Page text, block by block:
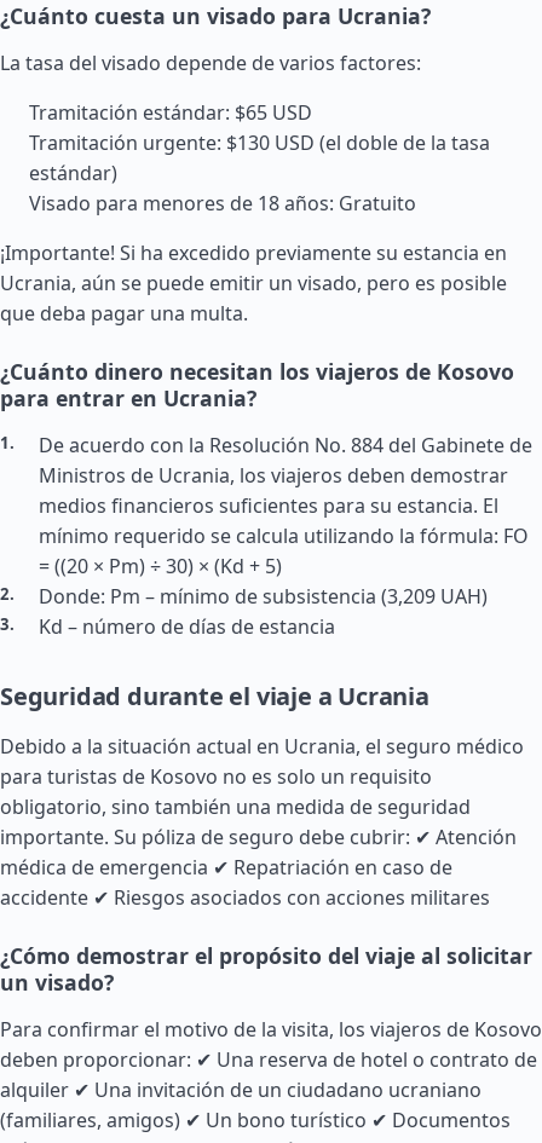
¿Cuánto cuesta un visado para Ucrania?
La tasa del visado depende de varios factores:
Tramitación estándar: $65 USD
Tramitación urgente: $130 USD (el doble de la tasa
estándar)
Visado para menores de 18 años: Gratuito
¡Importante! Si ha excedido previamente su estancia en
Ucrania, aún se puede emitir un visado, pero es posible
que deba pagar una multa.
¿Cuánto dinero necesitan los viajeros de Kosovo
para entrar en Ucrania?
De acuerdo con la Resolución No. 884 del Gabinete de
Ministros de Ucrania, los viajeros deben demostrar
medios financieros suficientes para su estancia. El
mínimo requerido se calcula utilizando la fórmula: FO
= ((20 × Pm) ÷ 30) × (Kd + 5)
Donde: Pm – mínimo de subsistencia (3,209 UAH)
Kd – número de días de estancia
Seguridad durante el viaje a Ucrania
Debido a la situación actual en Ucrania, el seguro médico
para turistas de Kosovo no es solo un requisito
obligatorio, sino también una medida de seguridad
importante. Su póliza de seguro debe cubrir: ✔ Atención
médica de emergencia ✔ Repatriación en caso de
accidente ✔ Riesgos asociados con acciones militares
¿Cómo demostrar el propósito del viaje al solicitar
un visado?
Para confirmar el motivo de la visita, los viajeros de Kosovo
deben proporcionar: ✔ Una reserva de hotel o contrato de
alquiler ✔ Una invitación de un ciudadano ucraniano
(familiares, amigos) ✔ Un bono turístico ✔ Documentos